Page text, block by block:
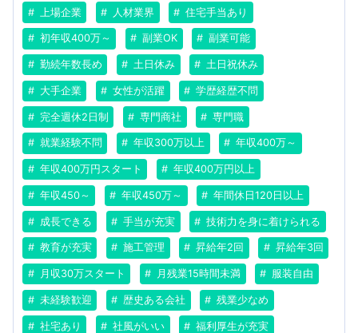
上場企業 人材業界 住宅手当あり
初年収400万～ 副業OK 副業可能
勤続年数長め 土日休み 土日祝休み
大手企業 女性が活躍 学歴経歴不問
完全週休2日制 専門商社 専門職
就業経験不問 年収300万以上 年収400万～
年収400万円スタート 年収400万円以上
年収450～ 年収450万～ 年間休日120日以上
成長できる 手当が充実 技術力を身に着けられる
教育が充実 施工管理 昇給年2回 昇給年3回
月収30万スタート 月残業15時間未満 服装自由
未経験歓迎 歴史ある会社 残業少なめ
社宅あり 社風がいい 福利厚生が充実